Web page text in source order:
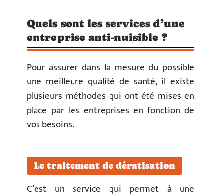
Quels sont les services d’une
entreprise anti-nuisible ?
Pour assurer dans la mesure du possible
une meilleure qualité de santé, il existe
plusieurs méthodes qui ont été mises en
place par les entreprises en fonction de
vos besoins.
Le traitement de dératisation
C’est un service qui permet à une